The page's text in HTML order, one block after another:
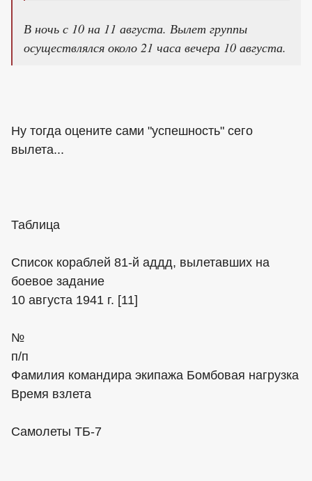
В ночь с 10 на 11 августа. Вылет группы
осуществлялся около 21 часа вечера 10 августа.
Ну тогда оцените сами "успешность" сего
вылета...
Таблица
Список кораблей 81-й аддд, вылетавших на
боевое задание
10 августа 1941 г. [11]
№
п/п
Фамилия командира экипажа Бомбовая нагрузка
Время взлета
Самолеты ТБ-7